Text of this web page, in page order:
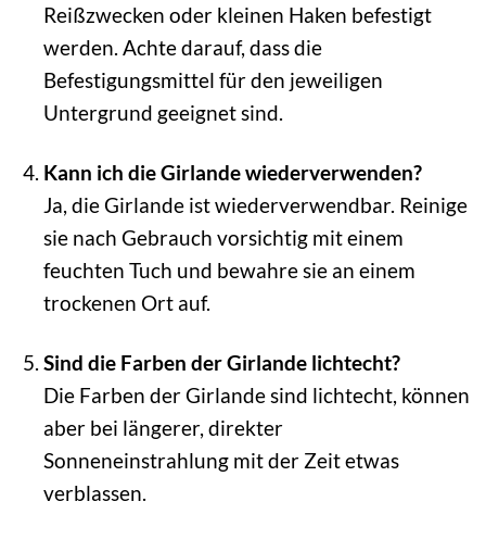
Reißzwecken oder kleinen Haken befestigt
werden. Achte darauf, dass die
Befestigungsmittel für den jeweiligen
Untergrund geeignet sind.
Kann ich die Girlande wiederverwenden?
Ja, die Girlande ist wiederverwendbar. Reinige
sie nach Gebrauch vorsichtig mit einem
feuchten Tuch und bewahre sie an einem
trockenen Ort auf.
Sind die Farben der Girlande lichtecht?
Die Farben der Girlande sind lichtecht, können
aber bei längerer, direkter
Sonneneinstrahlung mit der Zeit etwas
verblassen.